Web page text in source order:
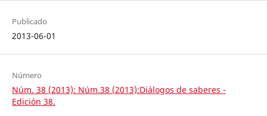
Publicado
2013-06-01
Número
Núm. 38 (2013): Núm.38 (2013):Diálogos de saberes -
Edición 38.